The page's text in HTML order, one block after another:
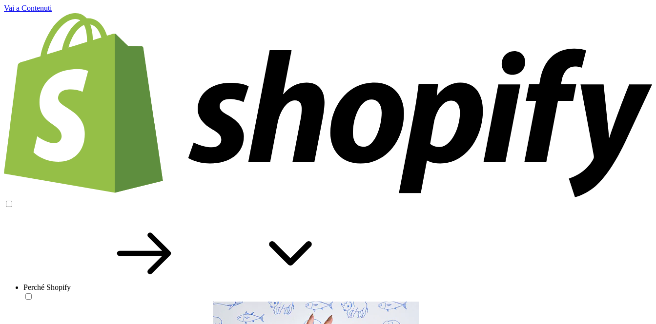
Vai a Contenuti
Perché Shopify